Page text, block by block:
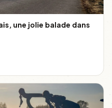
une jolie balade dans